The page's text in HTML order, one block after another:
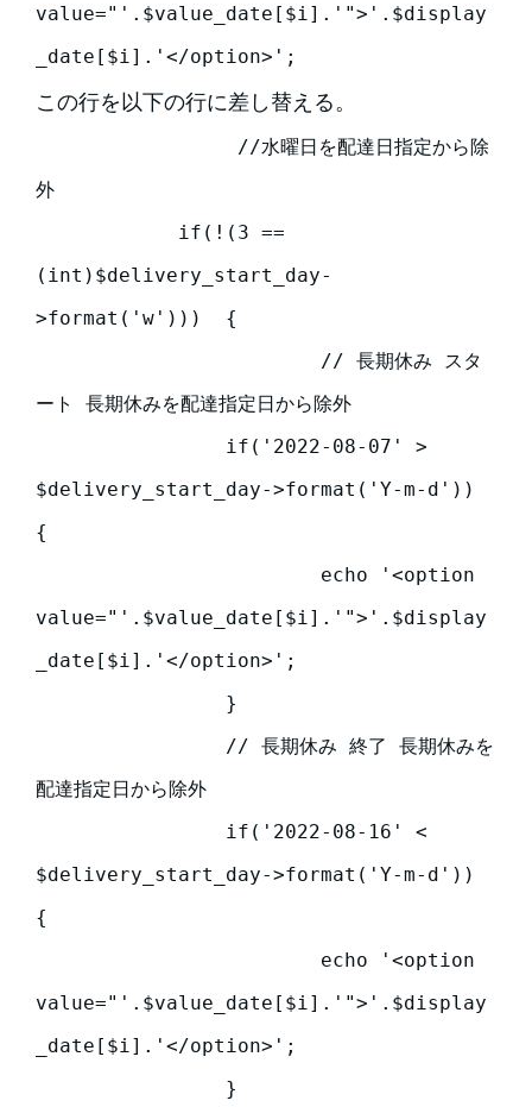
value="'.$value_date[$i].'">'.$display
_date[$i].'</option>';
この行を以下の行に差し替える。
外
(int)$delivery_start_day-
>format('w')))  {
ート 長期休みを配達指定日から除外
$delivery_start_day->format('Y-m-d'))
{
value="'.$value_date[$i].'">'.$display
_date[$i].'</option>';
配達指定日から除外
$delivery_start_day->format('Y-m-d'))
{
value="'.$value_date[$i].'">'.$display
_date[$i].'</option>';